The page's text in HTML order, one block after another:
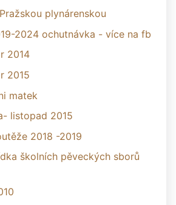
plynárenskou
2024 ochutnávka - více na fb
2014
2015
matek
listopad 2015
2018 -2019
školních pěveckých sborů